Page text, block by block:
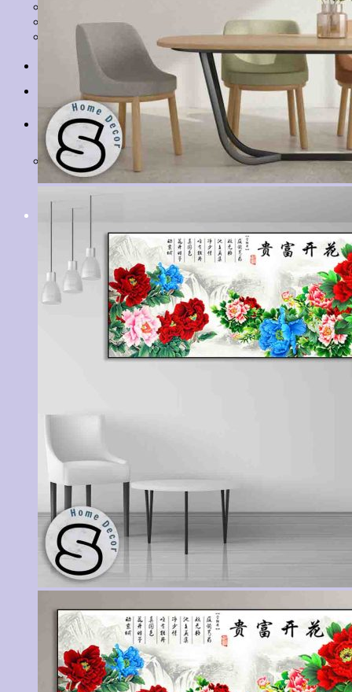
Tranh Cá Chép
Tranh Tĩnh Vật
Tranh Đồng Quê
Tranh Thuỷ Mặc
Tranh Con Hổ
Giỏ hàng
Chưa có sản phẩm trong giỏ hàng.